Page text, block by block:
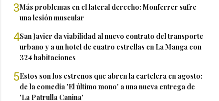
3Más problemas en el lateral derecho: Monferrer sufre
una lesión muscular
4San Javier da viabilidad al nuevo contrato del transporte
urbano y a un hotel de cuatro estrellas en La Manga con
324 habitaciones
5Estos son los estrenos que abren la cartelera en agosto:
de la comedia 'El último mono' a una nueva entrega de
'La Patrulla Canina'